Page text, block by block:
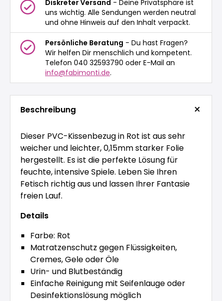
Diskreter Versand - Deine Privatsphäre ist
uns wichtig. Alle Sendungen werden neutral
und ohne Hinweis auf den Inhalt verpackt.
Persönliche Beratung - Du hast Fragen?
Wir helfen Dir menschlich und kompetent.
Telefon 040 32593790 oder E-Mail an
info@fabimonti.de.
Beschreibung
Dieser PVC-Kissenbezug in Rot ist aus sehr
weicher und leichter, 0,15mm starker Folie
hergestellt. Es ist die perfekte Lösung für
feuchte, intensive Spiele. Leben Sie Ihren
Fetisch richtig aus und lassen Ihrer Fantasie
freien Lauf.
Details
Farbe: Rot
Matratzenschutz gegen Flüssigkeiten,
Cremes, Gele oder Öle
Urin- und Blutbeständig
Einfache Reinigung mit Seifenlauge oder
Desinfektionslösung möglich